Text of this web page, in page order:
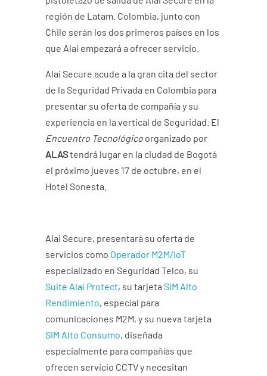
región de Latam. Colombia, junto con
Chile serán los dos primeros países en los
que Alai empezará a ofrecer servicio.
Alai Secure acude a la gran cita del sector
de la Seguridad Privada en Colombia para
presentar su oferta de compañía y su
experiencia en la vertical de Seguridad. El
Encuentro Tecnológico organizado por
ALAStendrá lugar en la ciudad de Bogotá
el próximo jueves 17 de octubre, en el
Hotel Sonesta.
Alai Secure, presentará su oferta de
servicios como Operador M2M/IoT
especializado en Seguridad Telco, su
Suite Alai Protect, su tarjetaSIM Alto
Rendimiento, especial para
comunicaciones M2M, y su nueva tarjeta
SIM Alto Consumo, diseñada
especialmente para compañías que
ofrecen servicio CCTV y necesitan